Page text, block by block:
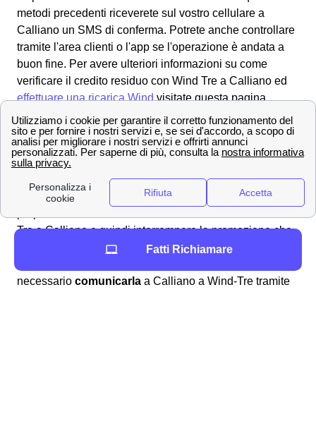
metodi precedenti riceverete sul vostro cellulare a
Calliano un SMS di conferma. Potrete anche controllare
tramite l'area clienti o l'app se l'operazione è andata a
buon fine. Per avere ulteriori informazioni su come
verificare il credito residuo con Wind Tre a Calliano ed
effettuare una ricarica Windvisitate questa pagina.
Tutti i numeri Wind Tre per l'assistenza clienti a
Calliano
Scopri come effettuare una disdetta con Wind Tre a
Calliano
Per varie motivazioni può rendersi necessariodisdire
Tre a Calliano e quindi interrompere la promozione che
si aveva attivato in precedenza a Calliano. Se quindi si
necessario comunicarla a Calliano a Wind-Tre tramite
Fatti Richiamare